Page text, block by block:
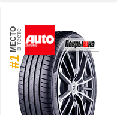
#1
МЕСТОв тесте